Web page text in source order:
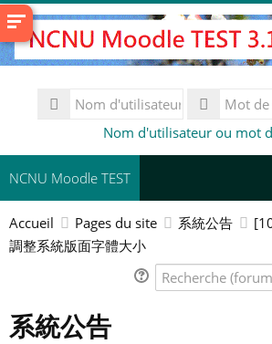
Passer
au
contenu
Nom
d'utilisateur
Nom d'utilisateur ou mot
NCNU Moodle TEST
常用連結
Accueil Pages du site 系統公告
調整系統版面字體大小
Recherche
系統公告